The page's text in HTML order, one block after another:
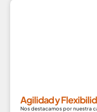
Agilidad y
Nos destacamos por nuestra